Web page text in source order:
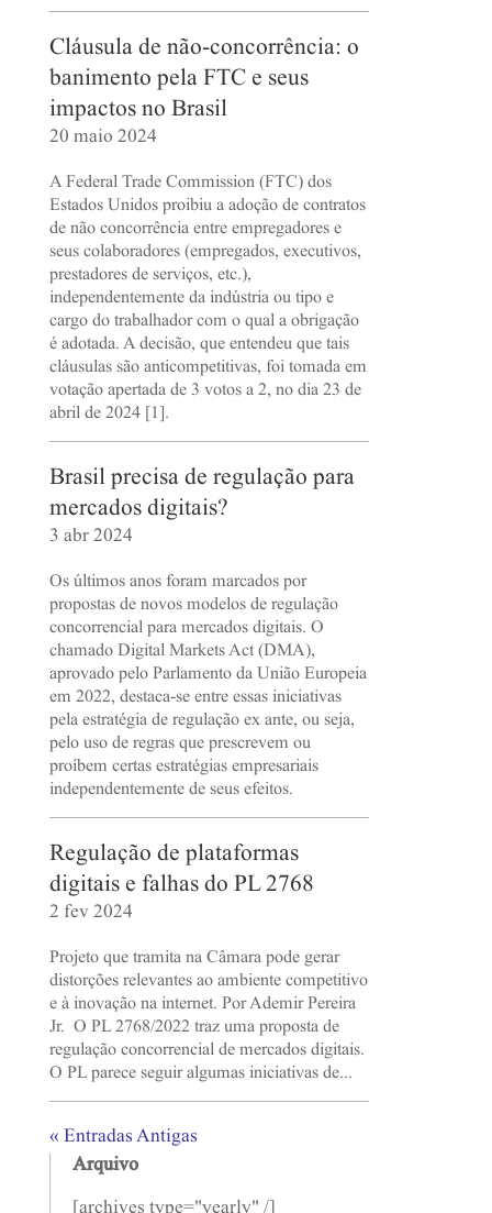
Cláusula de não-concorrência: o
banimento pela FTC e seus
impactos no Brasil
20 maio 2024
A Federal Trade Commission (FTC) dos
Estados Unidos proibiu a adoção de contratos
de não concorrência entre empregadores e
seus colaboradores (empregados, executivos,
prestadores de serviços, etc.),
independentemente da indústria ou tipo e
cargo do trabalhador com o qual a obrigação
é adotada. A decisão, que entendeu que tais
cláusulas são anticompetitivas, foi tomada em
votação apertada de 3 votos a 2, no dia 23 de
abril de 2024 [1].
Brasil precisa de regulação para
mercados digitais?
3 abr 2024
Os últimos anos foram marcados por
propostas de novos modelos de regulação
concorrencial para mercados digitais. O
chamado Digital Markets Act (DMA),
aprovado pelo Parlamento da União Europeia
em 2022, destaca-se entre essas iniciativas
pela estratégia de regulação ex ante, ou seja,
pelo uso de regras que prescrevem ou
proíbem certas estratégias empresariais
independentemente de seus efeitos.
Regulação de plataformas
digitais e falhas do PL 2768
2 fev 2024
Projeto que tramita na Câmara pode gerar
distorções relevantes ao ambiente competitivo
e à inovação na internet. Por Ademir Pereira
Jr. O PL 2768/2022 traz uma proposta de
regulação concorrencial de mercados digitais.
O PL parece seguir algumas iniciativas de...
« Entradas Antigas
Arquivo